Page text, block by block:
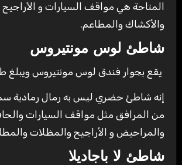
المتاحة هي مواقف السيارات و
والأكشاك والمطاعم.
شاطئ لوس مونتيروس
يقع بجوار فندق لوس مونتيروس ويبلغ طوله
إنه شاطئ حضري ليس به رمال رمادية
من المرافق مثل مواقف السيارات
والمراحيض و الأراجيح والمظلات
شاطئ لا باجاديلا